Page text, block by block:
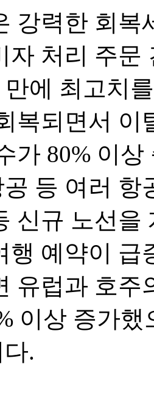
강력한 회복
자 처리 주문
에 최고치
복되면서 이
가 80% 이
등 여러 항
신규 노선을
행 예약이 급
유럽과 호주
이상 증가
.